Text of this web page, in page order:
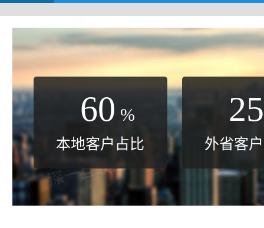
60 %
本地客户占比
25
外省客